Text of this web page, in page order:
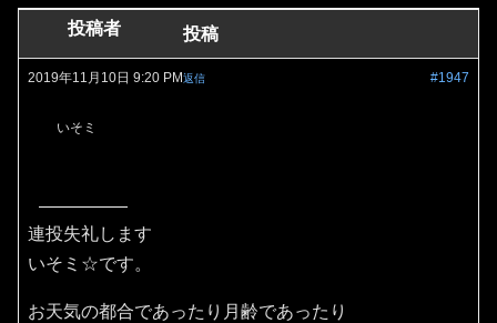
投稿者 投稿
2019年11月10日 9:20 PM #1947
返信
いそミ
連投失礼します
いそミ☆です。
お天気の都合であったり月齢であったり